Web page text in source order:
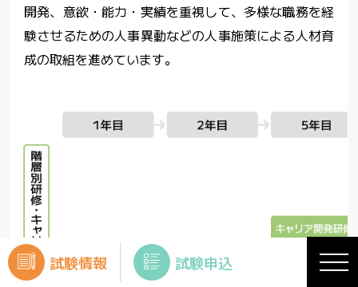
開発、意欲・能カ・実績を重視して、 多様な職務を経
験させるための人事異動などの人事施策による人材育
成の取組を進めています。
試験情報 試験申込